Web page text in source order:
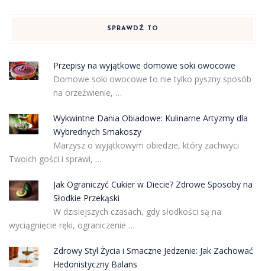
SPRAWDŹ TO
Przepisy na wyjątkowe domowe soki owocowe
Domowe soki owocowe to nie tylko pyszny sposób
na orzeźwienie, …
Wykwintne Dania Obiadowe: Kulinarne Artyzmy dla
Wybrednych Smakoszy
Marzysz o wyjątkowym obiedzie, który zachwyci
Twoich gości i sprawi, …
Jak Ograniczyć Cukier w Diecie? Zdrowe Sposoby na
Słodkie Przekąski
W dzisiejszych czasach, gdy słodkości są na
wyciągnięcie ręki, ograniczenie …
Zdrowy Styl Życia i Smaczne Jedzenie: Jak Zachować
Hedonistyczny Balans